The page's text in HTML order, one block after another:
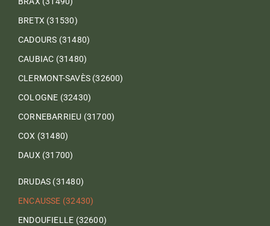
BRETX (31530)
CADOURS (31480)
CAUBIAC (31480)
CLERMONT-SAVÈS (32600)
COLOGNE (32430)
CORNEBARRIEU (31700)
COX (31480)
DAUX (31700)
DRUDAS (31480)
ENCAUSSE (32430)
ENDOUFIELLE (32600)